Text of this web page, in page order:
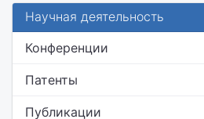
Научная деятельность
Конференции
Патенты
Публикации